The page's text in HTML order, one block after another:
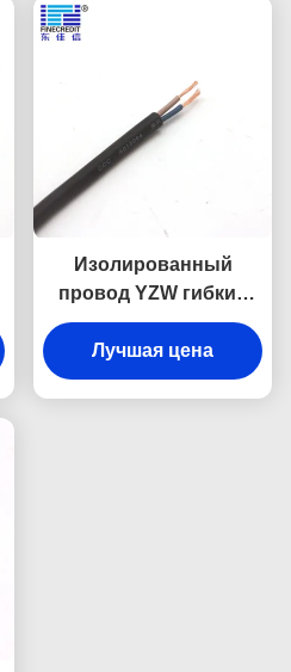
Изолированный
провод YZW гибкий
резиновый, кабель
проводника 1.5mm до
400mm обнаженный
Лучшая цена